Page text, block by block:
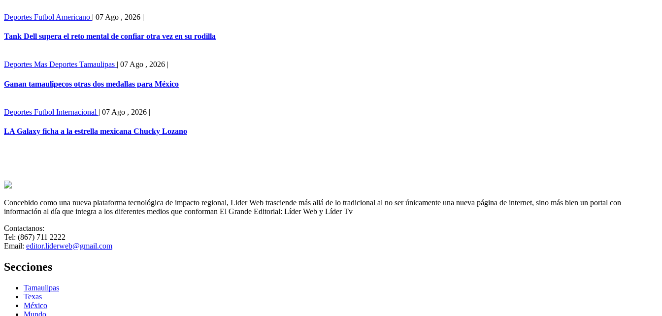
Deportes Futbol Americano | 07 Ago , 2026 |
Tank Dell supera el reto mental de confiar otra vez en su rodilla
Deportes Mas Deportes Tamaulipas | 07 Ago , 2026 |
Ganan tamaulipecos otras dos medallas para México
Deportes Futbol Internacional | 07 Ago , 2026 |
LA Galaxy ficha a la estrella mexicana Chucky Lozano
Concebido como una nueva plataforma tecnológica de impacto regional, Lider Web trasciende más allá de lo tradicional al no ser únicamente una nueva página de internet, sino más bien un portal con
información al día que integra a los diferentes medios que conforman El Grande Editorial: Líder Web y Líder Tv
Contactanos:
Tel: (867) 711 2222
Email: editor.liderweb@gmail.com
Secciones
Tamaulipas
Texas
México
Mundo